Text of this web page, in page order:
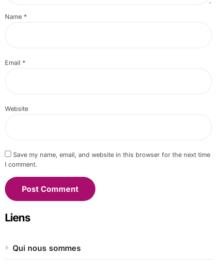
Name *
Email *
Website
Save my name, email, and website in this browser for the next time
I comment.
Liens
Qui nous sommes